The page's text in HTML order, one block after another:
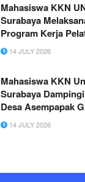
Mahasiswa KKN
Surabaya
Program Kerja
Para Guru TK untuk
Meningkatkan
14 JULY 2026
Mahasiswa KKN
Surabaya
Desa Asempapak
Terapkan Sistem
QRIS
14 JULY 2026